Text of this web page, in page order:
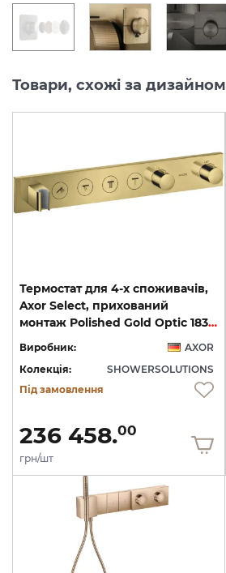
Товари, схожі за дизайном
Термостат для 4-х споживачів,
Axor Select, прихований
монтаж Polished Gold Optic 18357990
Виробник:
AXOR
Колекція:
SHOWERSOLUTIONS
Під замовлення
236 458.00
грн/шт